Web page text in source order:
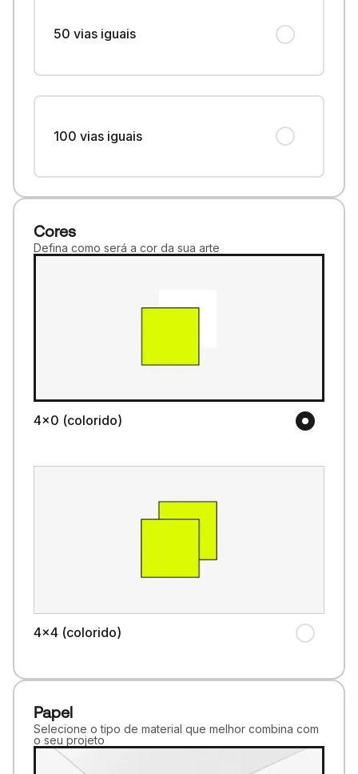
50 vias iguais
100 vias iguais
Cores
Defina como será a cor da sua arte
4x0 (colorido)
4x4 (colorido)
Papel
Selecione o tipo de material que melhor combina com
o seu projeto